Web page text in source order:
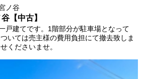
ノ谷
【中古】
戸建てです。1階部分が駐車場となって
いては売主様の費用負担にて撤去致しま
くださいませ。